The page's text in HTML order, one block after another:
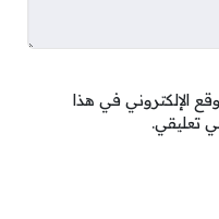
الإلكتروني في هذا
تعليقي.